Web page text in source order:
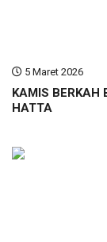
5 Maret 2026
KAMIS BERKAH
HATTA